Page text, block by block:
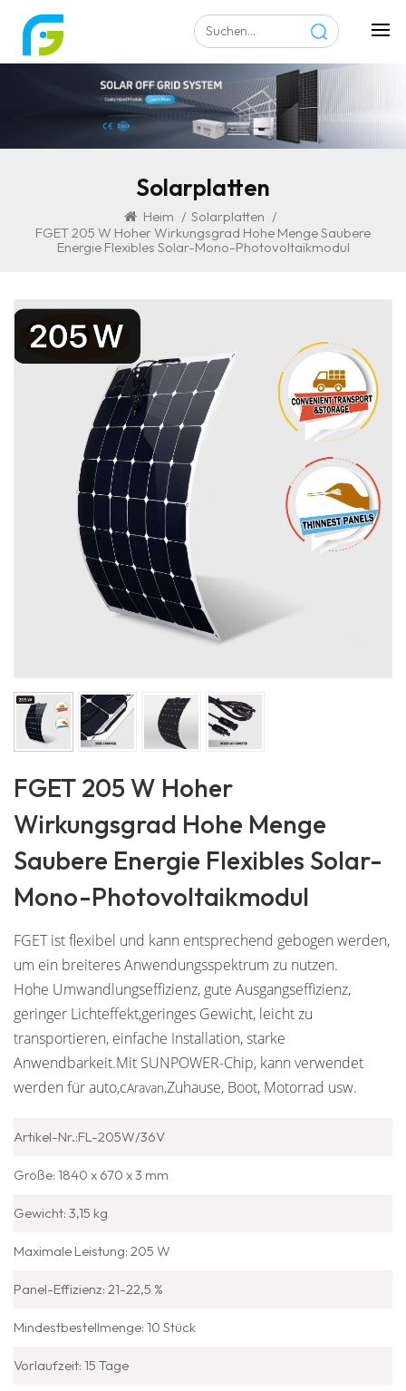
Solarplatten
Heim / Solarplatten /
FGET 205 W Hoher Wirkungsgrad Hohe Menge Saubere
Energie Flexibles Solar-Mono-Photovoltaikmodul
FGET 205 W Hoher
Wirkungsgrad Hohe Menge
Saubere Energie Flexibles Solar-
Mono-Photovoltaikmodul
FGET ist flexibel und kann entsprechend gebogen werden,
um ein breiteres Anwendungsspektrum zu nutzen.
Hohe Umwandlungseffizienz, gute Ausgangseffizienz,
geringer Lichteffekt,geringes Gewicht, leicht zu
transportieren, einfache Installation, starke
Anwendbarkeit.Mit SUNPOWER-Chip, kann verwendet
werden für auto,cAravan,Zuhause, Boot, Motorrad usw.
Artikel-Nr.:FL-205W/36V
Größe: 1840 x 670 x 3 mm
Gewicht: 3,15 kg
Maximale Leistung: 205 W
Panel-Effizienz: 21-22,5 %
Mindestbestellmenge: 10 Stück
Vorlaufzeit: 15 Tage